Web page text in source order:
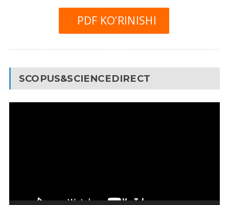
PDF KO’RINISHI
SCOPUS&SCIENCEDIRECT